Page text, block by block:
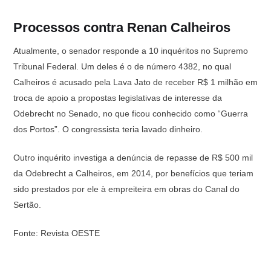
Processos contra Renan Calheiros
Atualmente, o senador responde a 10 inquéritos no Supremo
Tribunal Federal. Um deles é o de número 4382, no qual
Calheiros é acusado pela Lava Jato de receber R$ 1 milhão em
troca de apoio a propostas legislativas de interesse da
Odebrecht no Senado, no que ficou conhecido como “Guerra
dos Portos”. O congressista teria lavado dinheiro.
Outro inquérito investiga a denúncia de repasse de R$ 500 mil
da Odebrecht a Calheiros, em 2014, por benefícios que teriam
sido prestados por ele à empreiteira em obras do Canal do
Sertão.
Fonte: Revista OESTE